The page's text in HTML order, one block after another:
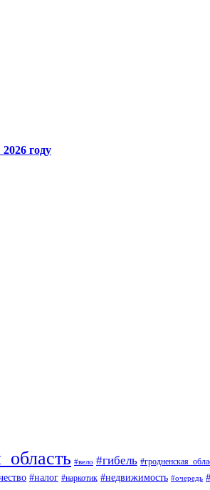
году
#вело #гибель
#налог #наркотик #недвижимость #очередь